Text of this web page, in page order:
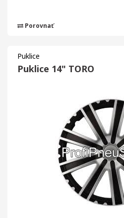
Porovnať
Puklice
Puklice 14" TORO